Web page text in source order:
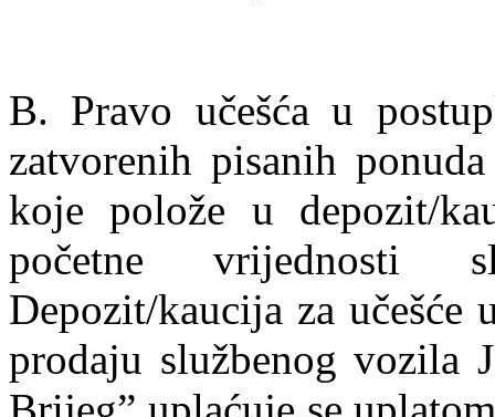
B. Pravo učešća u
zatvorenih pisanih
koje polože u depozit/
početne vrijednosti
Depozit/kaucija za učešće
prodaju službenog vozila